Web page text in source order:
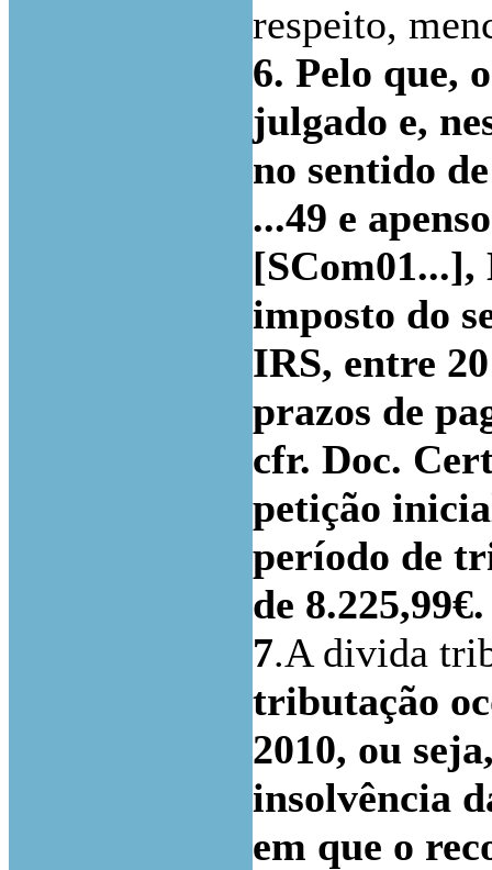
respeito,
6. Pelo que,
julgado e,
no sentido
...49 e
[SCom01...],
imposto do
IRS, entre
prazos de
cfr. Doc.
petição
período de
de 8.225,99€.
7.A divida
tributação
2010, ou
insolvência
em que o